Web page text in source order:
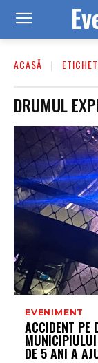
ACASĂ
DRUMUL
EVENIMENT
ACCIDENT PE
DE 5 ANI A